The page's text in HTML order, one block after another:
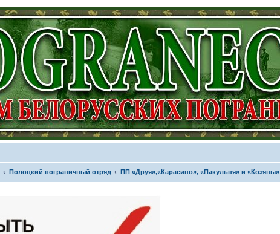
Полоцкий пограничный отряд ПП «Друя»,«Карасино», «Пакульня» и «Козяны»